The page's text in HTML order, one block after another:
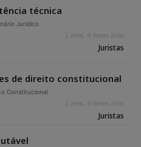
técnica
Jurídico
2 anos, 4 meses atrás
Juristas
de direito constitucional
Constitucional
2 anos, 4 meses atrás
Juristas